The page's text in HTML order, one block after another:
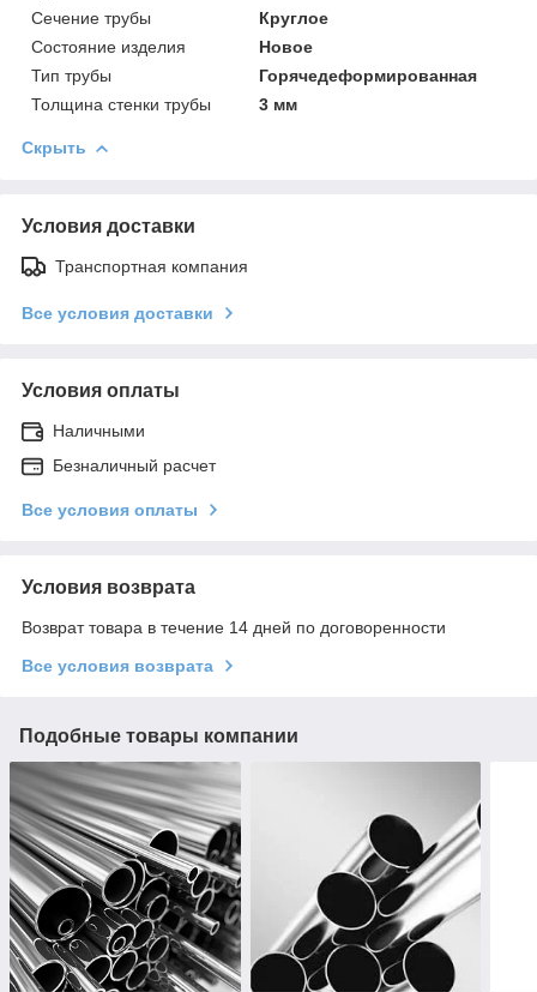
Сечение трубы
Круглое
Состояние изделия
Новое
Тип трубы
Горячедеформированная
Толщина стенки трубы
3 мм
Скрыть
Условия доставки
Транспортная компания
Все условия доставки
Условия оплаты
Наличными
Безналичный расчет
Все условия оплаты
Условия возврата
Возврат товара в течение 14 дней по договоренности
Все условия возврата
Подобные товары компании